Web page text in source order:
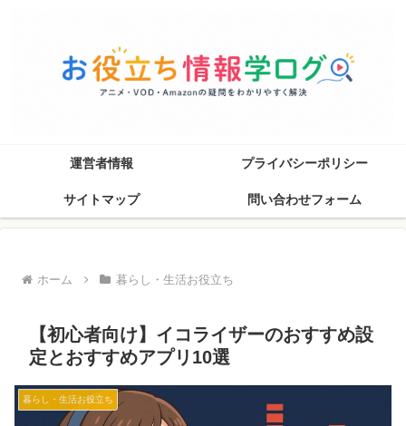
運営者情報 プライバシーポリシー
サイトマップ 問い合わせフォーム
ホーム 暮らし・生活お役立ち
【初心者向け】イコライザーのおすすめ設
定とおすすめアプリ10選
暮らし・生活お役立ち